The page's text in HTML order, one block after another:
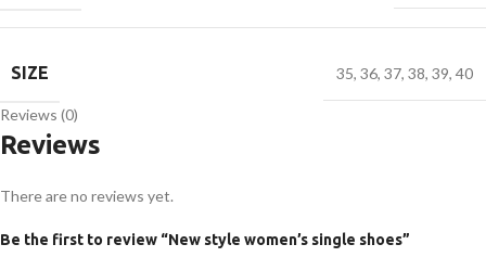
SIZE 35, 36, 37, 38, 39, 40
Reviews (0)
Reviews
There are no reviews yet.
Be the first to review “New style women’s single shoes”